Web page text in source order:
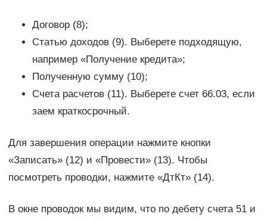
Договор (8);
Статью доходов (9). Выберете подходящую,
например «Получение кредита»;
Полученную сумму (10);
Счета расчетов (11). Выберете счет 66.03, если
заем краткосрочный.
Для завершения операции нажмите кнопки
«Записать» (12) и «Провести» (13). Чтобы
посмотреть проводки, нажмите «ДтКт» (14).
В окне проводок мы видим, что по дебету счета 51 и